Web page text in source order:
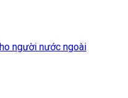
người nước ngoài